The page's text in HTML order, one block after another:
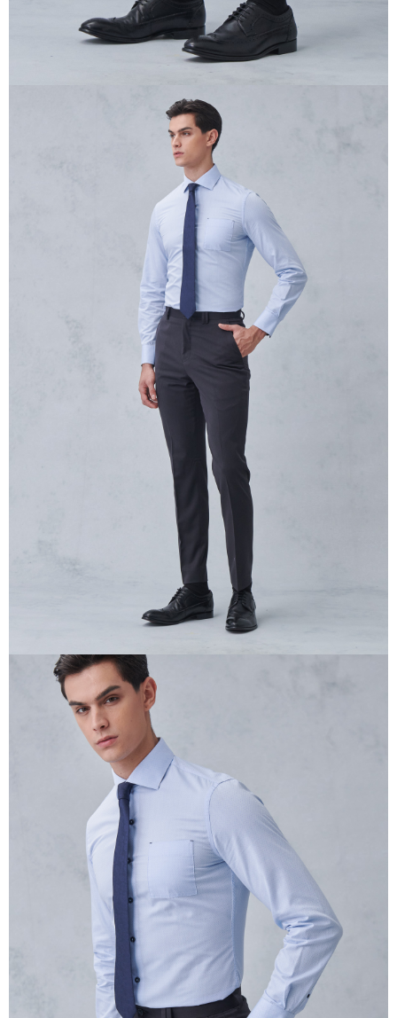
Ketiga, Syarat Perkhidmatan
Perkhidmatan AFTEE Beli Sekarang Bayar Kemudian disediakan oleh NP
Taiwan, Inc. dan AFTEE akan membuat bil kepada pengguna. AFTEE
akan menggunakan data peribadi yang dikumpul (termasuk nama
penggunaan perkhidmatan. Sila rujuk kepada "Penyata Pengumpulan
Data Peribadi, Pemprosesan, Penggunaan"
) untuk maklumat lanjut.
Jumlah yang diperakui untuk pengguna kali pertama yang lulus
kelulusan boleh sehingga NT$10,000. Jika pengguna tidak membuat
pembayaran dalam tempoh tersebut, yuran pembayaran lewat sebanyak
20% setahun akan dikenakan. Pengguna bawah umur dikehendaki
mendapatkan kebenaran daripada ibu bapa atau penjaga yang sah
Sila hubungi NP Taiwan Inc. di cs_tw@netprotections.co.jpjika anda
mempunyai sebarang kebimbangan mengenai pemprosesan dan
penggunaan pada data peribadi. Jika anda tidak bersetuju dengan data
peribadi yang disenaraikan seperti di atas akan dikumpul dan digunakan
oleh AFTEE, sila jangan gunakan perkhidmatan ini.